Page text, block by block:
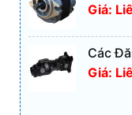
Giá:
Các
Giá: